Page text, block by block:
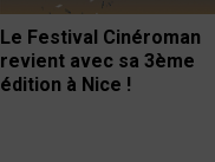
Le Festival Cinéroman
revient avec sa 3ème
édition à Nice !